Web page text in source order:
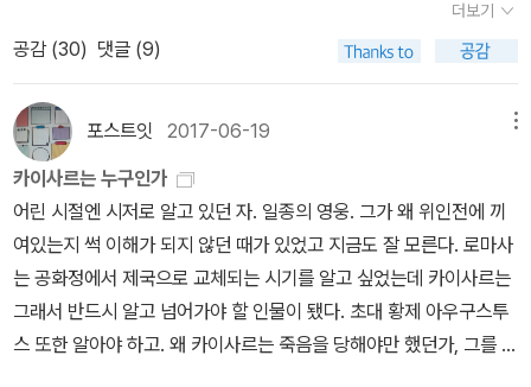
확하게 묘사하여문사로서의 자질을 유감없이 발휘하여 문학사적으로
도 그 의의가 높다고 할 수 있다.7년이라는 긴 세월 동안갈리아를 정
복한카이사르는 크라수스의 죽음으로 붕괴한 3두 정치와함께 로마
내에 일고 있는 반 카이사르 파의 기운을 감지하고 이를 해결하기 위
해 갈리아를 떠나루비콘 강에 이르게 되고, 여기서부터 '나아가자 신
들이 기다리는 곳으로, 주사위는 이미 던져졌다.'라는 유명한 명언과
함께 후편인 <갈리아 내전기>로 이어지게 된다.폼페이우스가 이미
지중해와 동방을 점령하여 매그너스라는 칭호를 부여받은 상황에서
더 이상 공화정으로는 로마를 지탱할 수 없다고 판단한 카이사르에게
공화정을 타파하고제정을 세우기 위해서 정치 기반을 마련하기 위해
서 가야할 길은 이미 정해져있었다고 할 수 있다. 갈리아로 향한 그의
8) 카이사르(Caesar)가 기원전 55년에 브리타니아를 원정하고,
클라우디우스(Claudius) 황제가 다시 브리타니아를 정복한 후 400
년 동안 로마의 지배를 받았다. 4세기 후반 게르만인(Germanen)의
대이동이 시작되어 로마군이 밀려났고, 이 기회를 틈타 게르만인의
일파인 앵글인(Angles)과 색슨인(Saxons)이 브리타니아를 침공했
다. 그들은 섬에 사는 켈트인을 정복하고 거기에 왕국을 세우는데 그
나라가 지금의 영국, 즉 잉글랜드이다. * 카이사르 《갈
리아 전쟁기》 (사이, 2005)* [절판] 리처드 루드글리 《바바리안 : 야
만인 혹은 정복자》 (뜨인돌, 2004) 우리에게 가깝게 느껴지는 서
양 신화는 어렸을 때부터 접해온 그리스 로마 신화다. 반면 로마인과
게르만인의 압박으로 밀려난 켈트족 신화는 낯설게 느껴진다. 카이사
더보기
공감 (30) 댓글 (9)
포스트잇 2017-06-19
카이사르는 누구인가
어린 시절엔 시저로 알고 있던 자. 일종의 영웅. 그가 왜 위인전에 끼
여있는지 썩 이해가 되지 않던 때가 있었고 지금도 잘 모른다. 로마사
는 공화정에서 제국으로 교체되는 시기를 알고 싶었는데 카이사르는
그래서 반드시 알고 넘어가야 할 인물이 됐다. 초대 황제 아우구스투
스 또한 알아야 하고. 왜 카이사르는 죽음을 당해야만 했던가, 그를 원